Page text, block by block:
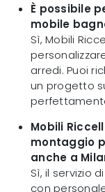
È possibile
mobile
Sì, Mobili
arredi. Puoi
un progetto
Mobili
montaggio
anche a
Sì, il servizio
con